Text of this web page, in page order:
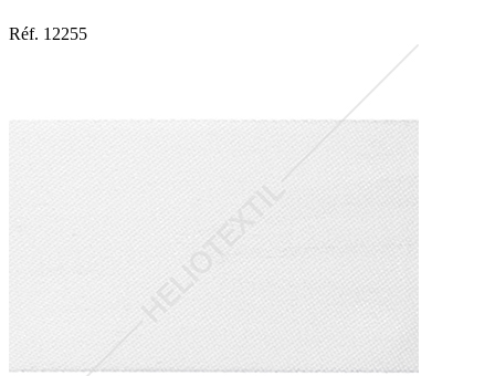
Réf. 12255